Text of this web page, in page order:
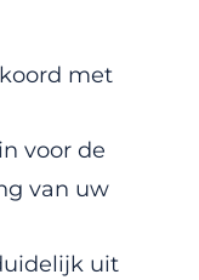
met
voor de
van uw
uit